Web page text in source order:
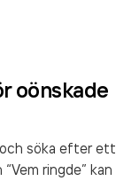
oönskade
och söka efter ett
ringde” kan